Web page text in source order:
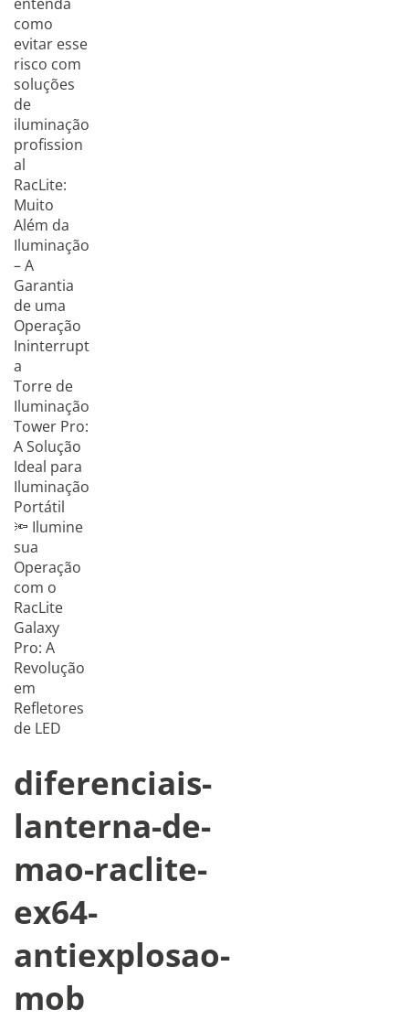
como
evitar esse
risco com
soluções
de
iluminação
profission
al
RacLite:
Muito
Além da
Iluminação
– A
Garantia
de uma
Operação
Ininterrupt
a
Torre de
Iluminação
Tower Pro:
A Solução
Ideal para
Iluminação
Portátil
🔦 Ilumine
sua
Operação
com o
RacLite
Galaxy
Pro: A
Revolução
em
Refletores
de LED
diferenciais-
lanterna-de-
mao-raclite-
ex64-
antiexplosao-
mob